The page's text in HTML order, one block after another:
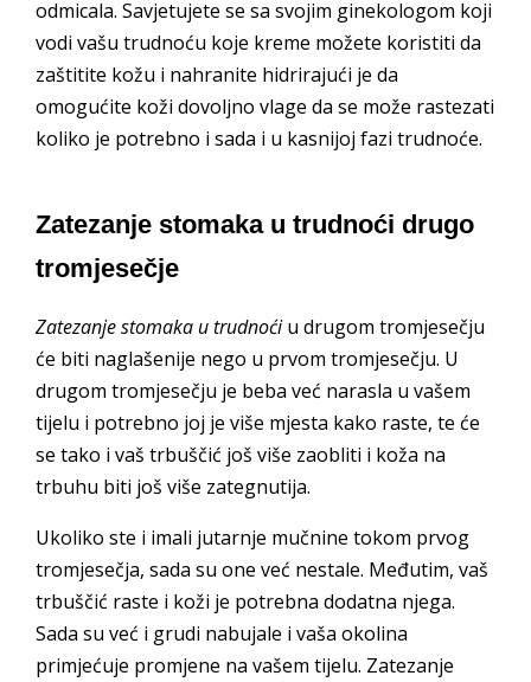
odmicala. Savjetujete se sa svojim ginekologom koji
vodi vašu trudnoću koje kreme možete koristiti da
zaštitite kožu i nahranite hidrirajući je da
omogućite koži dovoljno vlage da se može rastezati
koliko je potrebno i sada i u kasnijoj fazi trudnoće.
Zatezanje stomaka u trudnoći drugo
tromjesečje
Zatezanje stomaka u trudnoćiu drugom tromjesečju
će biti naglašenije nego u prvom tromjesečju. U
drugom tromjesečju je beba već narasla u vašem
tijelu i potrebno joj je više mjesta kako raste, te će
se tako i vaš trbuščić još više zaobliti i koža na
trbuhu biti još više zategnutija.
Ukoliko ste i imali jutarnje mučnine tokom prvog
tromjesečja, sada su one već nestale. Međutim, vaš
trbuščić raste i koži je potrebna dodatna njega.
Sada su već i grudi nabujale i vaša okolina
primjećuje promjene na vašem tijelu. Zatezanje